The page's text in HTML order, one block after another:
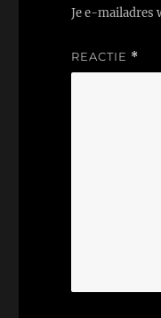
Je e-mailadres
REACTIE *